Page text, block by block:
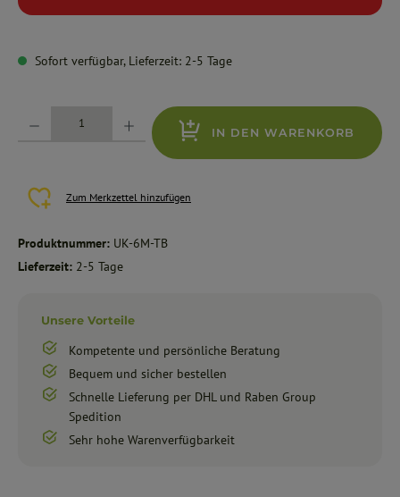
Sofort verfügbar, Lieferzeit: 2-5 Tage
Produkt Anzahl: Gib den gewünschten Wert ein oder benutze die Schaltflächen um die Anzahl zu
IN DEN WARENKORB
Zum Merkzettel hinzufügen
Produktnummer: UK-6M-TB
Lieferzeit: 2-5 Tage
Unsere Vorteile
Kompetente und persönliche Beratung
Bequem und sicher bestellen
Schnelle Lieferung per DHL und Raben Group
Spedition
Sehr hohe Warenverfügbarkeit